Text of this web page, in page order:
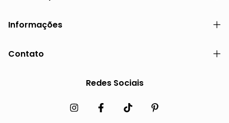
Informações
Contato
Redes Sociais